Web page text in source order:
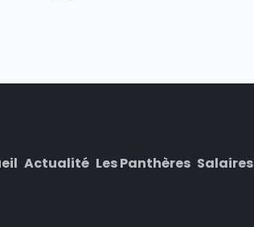
Actualité Les Panthères Salaires